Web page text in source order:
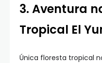
3. Aventura
Tropical El
Única floresta tropical